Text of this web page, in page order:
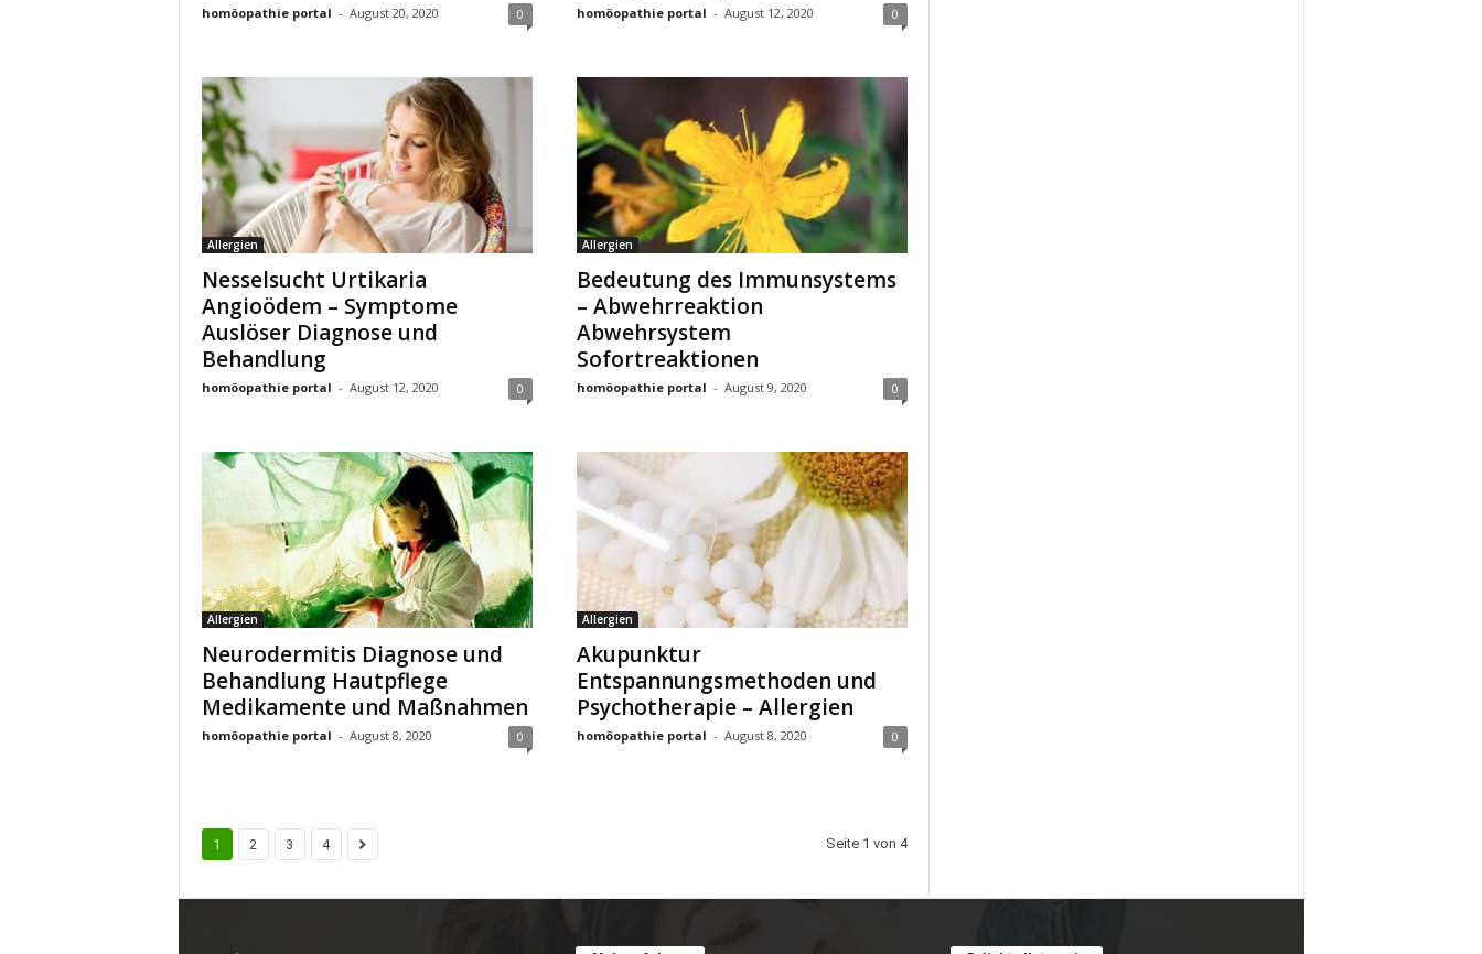
homöopathie portal - August 20, 2020 0 homöopathie portal - August 12, 2020 0
Allergien
Nesselsucht Urtikaria
Angioödem – Symptome
Auslöser Diagnose und
Behandlung
homöopathie portal - August 12, 2020 0
Allergien
Bedeutung des Immunsystems
– Abwehrreaktion
Abwehrsystem
Sofortreaktionen
homöopathie portal - August 9, 2020 0
Allergien
Neurodermitis Diagnose und
Behandlung Hautpflege
Medikamente und Maßnahmen
homöopathie portal - August 8, 2020 0
Allergien
Akupunktur
Entspannungsmethoden und
Psychotherapie – Allergien
homöopathie portal - August 8, 2020 0
1 2 3 4 Seite 1 von 4